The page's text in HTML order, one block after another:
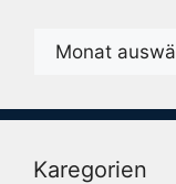
Monatsarchiv
Karegorien